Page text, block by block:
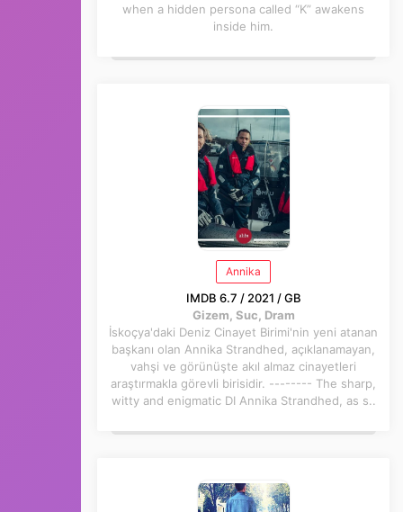
when a hidden persona called “K” awakens
inside him.
Annika
IMDB 6.7 / 2021 / GB
Gizem, Suc, Dram
İskoçya'daki Deniz Cinayet Birimi'nin yeni atanan
başkanı olan Annika Strandhed, açıklanamayan,
vahşi ve görünüşte akıl almaz cinayetleri
araştırmakla görevli birisidir. -------- The sharp,
witty and enigmatic DI Annika Strandhed, as s..